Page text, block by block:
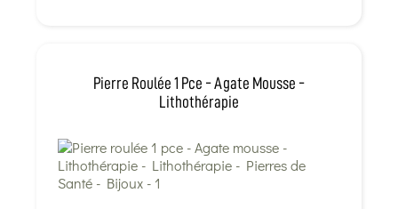
Pierre Roulée 1 Pce - Agate Mousse -
Lithothérapie